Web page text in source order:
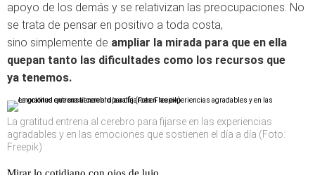
apoyo de los demás y se relativizan las preocupaciones. No
se trata de pensar en positivo a toda costa,
sino simplemente de ampliar la mirada para que en ella
quepan tanto las dificultades como los recursos que
ya tenemos.
La gratitud entrena al cerebro para fijarse en las experiencias
agradables y en las emociones que sostienen el día a día (Foto:
Freepik)